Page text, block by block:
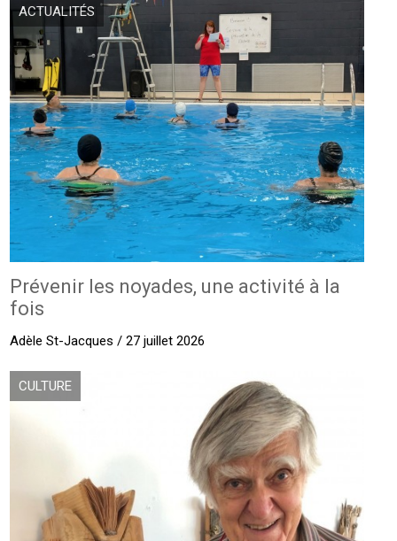
ACTUALITÉS
Prévenir les noyades, une activité à la
fois
Adèle St-Jacques / 27 juillet 2026
CULTURE